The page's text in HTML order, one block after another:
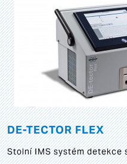
DE-TECTOR FLEX
Stolní IMS systém detekce